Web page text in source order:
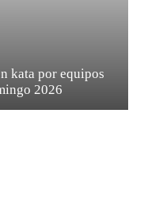
kata por equipos
2026